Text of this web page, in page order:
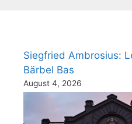
Siegfried Ambrosius:
Bärbel Bas
August 4, 2026